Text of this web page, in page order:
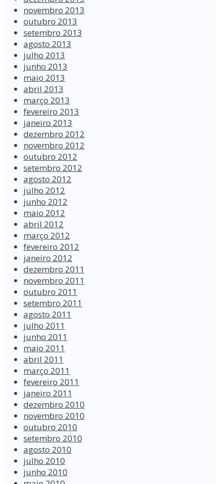
novembro 2013
outubro 2013
setembro 2013
agosto 2013
julho 2013
junho 2013
maio 2013
abril 2013
março 2013
fevereiro 2013
janeiro 2013
dezembro 2012
novembro 2012
outubro 2012
setembro 2012
agosto 2012
julho 2012
junho 2012
maio 2012
abril 2012
março 2012
fevereiro 2012
janeiro 2012
dezembro 2011
novembro 2011
outubro 2011
setembro 2011
agosto 2011
julho 2011
junho 2011
maio 2011
abril 2011
março 2011
fevereiro 2011
janeiro 2011
dezembro 2010
novembro 2010
outubro 2010
setembro 2010
agosto 2010
julho 2010
junho 2010